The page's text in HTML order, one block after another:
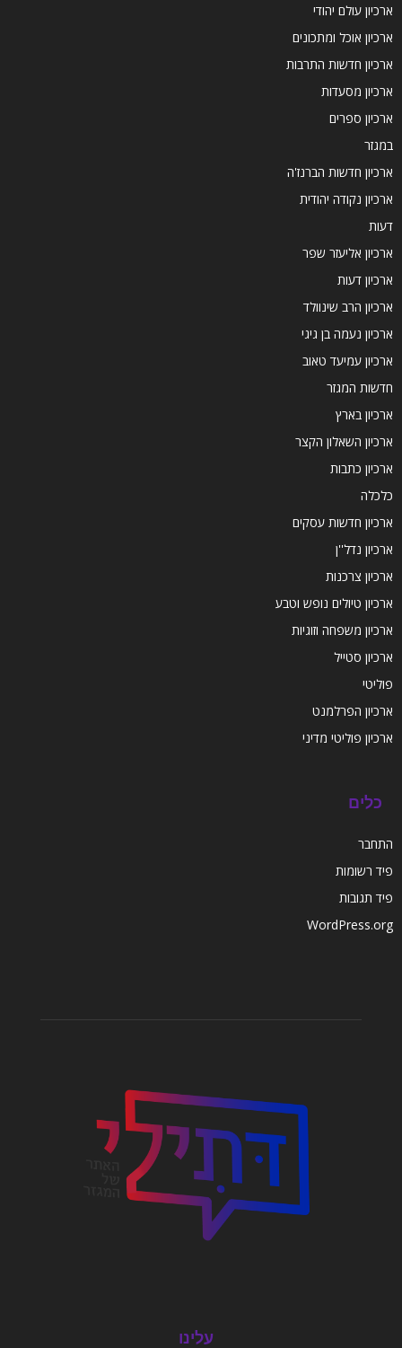
ארכיון עולם יהודי
ארכיון אוכל ומתכונים
ארכיון חדשות התרבות
ארכיון מסעדות
ארכיון ספרים
במגזר
ארכיון חדשות הברנז'ה
ארכיון נקודה יהודית
דעות
ארכיון אליעזר שפר
ארכיון דעות
ארכיון הרב שינוולד
ארכיון נעמה בן גיגי
ארכיון עמיעד טאוב
חדשות המגזר
ארכיון בארץ
ארכיון השאלון הקצר
ארכיון כתבות
כלכלה
ארכיון חדשות עסקים
ארכיון נדל''ן
ארכיון צרכנות
ארכיון טיולים נופש וטבע
ארכיון משפחה וזוגיות
ארכיון סטייל
פוליטי
ארכיון הפרלמנט
ארכיון פוליטי מדיני
כלים
התחבר
פיד רשומות
פיד תגובות
WordPress.org
עלינו